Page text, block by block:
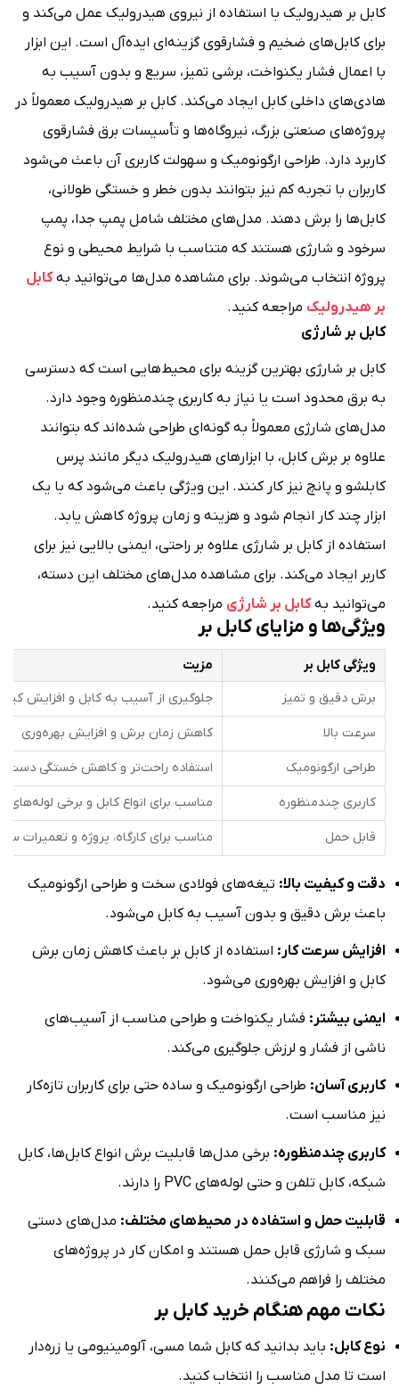
کابل بر هیدرولیک با استفاده از نیروی هیدرولیک عمل می‌کند و
برای کابل‌های ضخیم و فشارقوی گزینه‌ای ایده‌آل است. این ابزار
با اعمال فشار یکنواخت، برشی تمیز، سریع و بدون آسیب به
هادی‌های داخلی کابل ایجاد می‌کند. کابل بر هیدرولیک معمولاً در
پروژه‌های صنعتی بزرگ، نیروگاه‌ها و تأسیسات برق فشارقوی
کاربرد دارد. طراحی ارگونومیک و سهولت کاربری آن باعث می‌شود
کاربران با تجربه کم نیز بتوانند بدون خطر و خستگی طولانی،
کابل‌ها را برش دهند. مدل‌های مختلف شامل پمپ جدا، پمپ
سرخود و شارژی هستند که متناسب با شرایط محیطی و نوع
پروژه انتخاب می‌شوند. برای مشاهده مدل‌ها می‌توانید بهکابل
بر هیدرولیک مراجعه کنید.
کابل بر شارژی
کابل بر شارژی بهترین گزینه برای محیط‌هایی است که دسترسی
به برق محدود است یا نیاز به کاربری چندمنظوره وجود دارد.
مدل‌های شارژی معمولاً به گونه‌ای طراحی شده‌اند که بتوانند
علاوه بر برش کابل، با ابزارهای هیدرولیک دیگر مانند پرس
کابلشو و پانچ نیز کار کنند. این ویژگی باعث می‌شود که با یک
ابزار چند کار انجام شود و هزینه و زمان پروژه کاهش یابد.
استفاده از کابل بر شارژی علاوه بر راحتی، ایمنی بالایی نیز برای
کاربر ایجاد می‌کند. برای مشاهده مدل‌های مختلف این دسته،
می‌توانید بهکابل بر شارژی مراجعه کنید.
ویژگی‌ها و مزایای کابل بر
ویژگی کابل بر
مزیت
برش دقیق و تمیز
جلوگیری از آسیب به کابل و افزایش
سرعت بالا کاهش زمان برش و افزایش بهره‌وری
طراحی ارگونومیک استفاده راحت‌تر و کاهش خستگی دست
کاربری چندمنظوره مناسب برای انواع کابل و برخی لوله‌های PVC
قابل حمل مناسب برای کارگاه، پروژه و تعمیرات
دقت و کیفیت بالا: تیغه‌های فولادی سخت و طراحی ارگونومیک
باعث برش دقیق و بدون آسیب به کابل می‌شود.
افزایش سرعت کار: استفاده از کابل بر باعث کاهش زمان برش
کابل و افزایش بهره‌وری می‌شود.
ایمنی بیشتر: فشار یکنواخت و طراحی مناسب از آسیب‌های
ناشی از فشار و لرزش جلوگیری می‌کند.
کاربری آسان: طراحی ارگونومیک و ساده حتی برای کاربران تازه‌کار
نیز مناسب است.
کاربری چندمنظوره: برخی مدل‌ها قابلیت برش انواع کابل‌ها، کابل
شبکه، کابل تلفن و حتی لوله‌های PVC را دارند.
قابلیت حمل و استفاده در محیط‌های مختلف: مدل‌های دستی
سبک و شارژی قابل حمل هستند و امکان کار در پروژه‌های
مختلف را فراهم می‌کنند.
نکات مهم هنگام خرید کابل بر
نوع کابل: باید بدانید که کابل شما مسی، آلومینیومی یا زره‌دار
است تا مدل مناسب را انتخاب کنید.